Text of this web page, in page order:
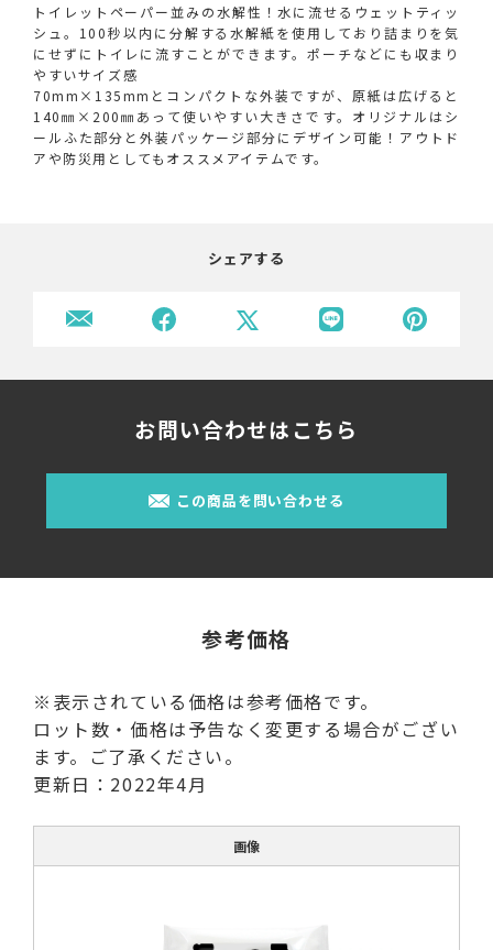
トイレットペーパー並みの水解性！水に流せるウェットティッ
シュ。100秒以内に分解する水解紙を使用しており詰まりを気
にせずにトイレに流すことができます。ポーチなどにも収まり
やすいサイズ感
70mm×135mmとコンパクトな外装ですが、原紙は広げると
140㎜×200㎜あって使いやすい大きさです。オリジナルはシ
ールふた部分と外装パッケージ部分にデザイン可能！アウトド
アや防災用としてもオススメアイテムです。
シェアする
お問い合わせはこちら
この商品を問い合わせる
参考価格
※表示されている価格は参考価格です。
ロット数・価格は予告なく変更する場合がござい
ます。ご了承ください。
更新日：2022年4月
画像